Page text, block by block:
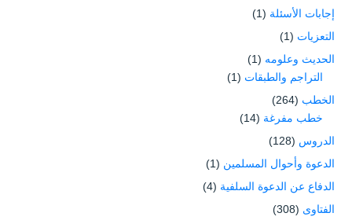
إجابات الأسئلة (1)
التعزيات (1)
الحديث وعلومه (1)
التراجم والطبقات (1)
الخطب (264)
خطب مفرغة (14)
الدروس (128)
الدعوة وأحوال المسلمين (1)
الدفاع عن الدعوة السلفية (4)
الفتاوى (308)